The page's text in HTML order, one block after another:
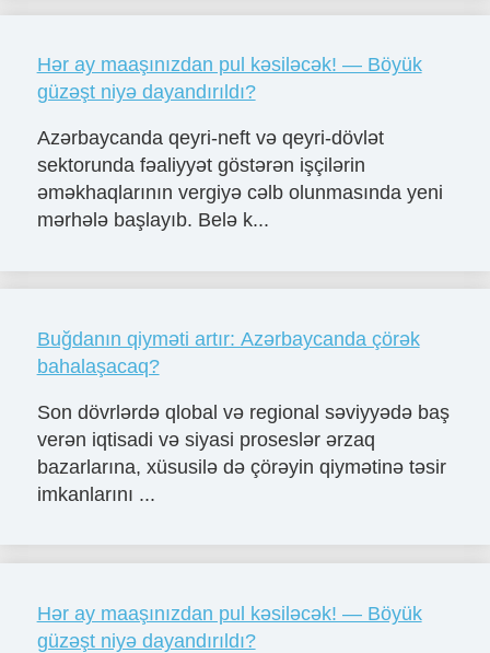
Hər ay maaşınızdan pul kəsiləcək! — Böyük
güzəşt niyə dayandırıldı?
Azərbaycanda qeyri-neft və qeyri-dövlət
sektorunda fəaliyyət göstərən işçilərin
əməkhaqlarının vergiyə cəlb olunmasında yeni
mərhələ başlayıb. Belə k...
Buğdanın qiyməti artır: Azərbaycanda çörək
bahalaşacaq?
Son dövrlərdə qlobal və regional səviyyədə baş
verən iqtisadi və siyasi proseslər ərzaq
bazarlarına, xüsusilə də çörəyin qiymətinə təsir
imkanlarını ...
Hər ay maaşınızdan pul kəsiləcək! — Böyük
güzəşt niyə dayandırıldı?